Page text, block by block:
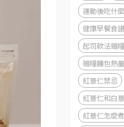
運動後吃什麼
健康早餐食譜
起司軟法雜
雜糧麵包熱量
紅薏仁禁忌
紅薏仁和白
紅薏仁怎麼煮